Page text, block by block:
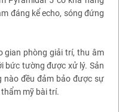
đáng kể echo, sóng đứng
gian phòng giải trí, thu âm
bức tường được xử lý. Sản
nào đều đảm bảo được sự
mỹ bài trí.